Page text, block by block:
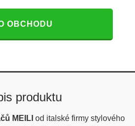
OBCHODU
produktu
MEILI od italské firmy stylového